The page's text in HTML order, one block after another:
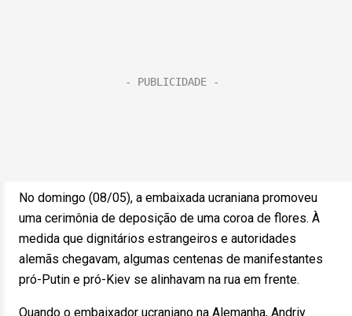
No domingo (08/05), a embaixada ucraniana promoveu
uma cerimônia de deposição de uma coroa de flores. À
medida que dignitários estrangeiros e autoridades
alemãs chegavam, algumas centenas de manifestantes
pró-Putin e pró-Kiev se alinhavam na rua em frente.
Quando o embaixador ucraniano na Alemanha, Andriy